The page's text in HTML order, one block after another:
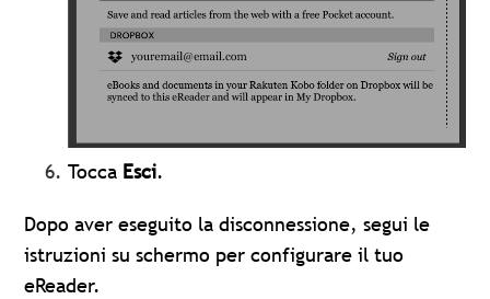
Tocca Esci.
Dopo aver eseguito la disconnessione, segui le
istruzioni su schermo per configurare il tuo
eReader.